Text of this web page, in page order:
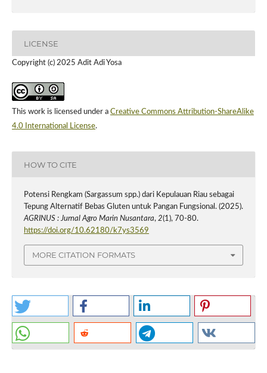
LICENSE
Copyright (c) 2025 Adit Adi Yosa
This work is licensed under a Creative Commons Attribution-ShareAlike
4.0 International License.
HOW TO CITE
Potensi Rengkam (Sargassum spp.) dari Kepulauan Riau sebagai
Tepung Alternatif Bebas Gluten untuk Pangan Fungsional. (2025).
AGRINUS : Jurnal Agro Marin Nusantara, 2(1), 70-80.
https://doi.org/10.62180/k7ys3569
MORE CITATION FORMATS